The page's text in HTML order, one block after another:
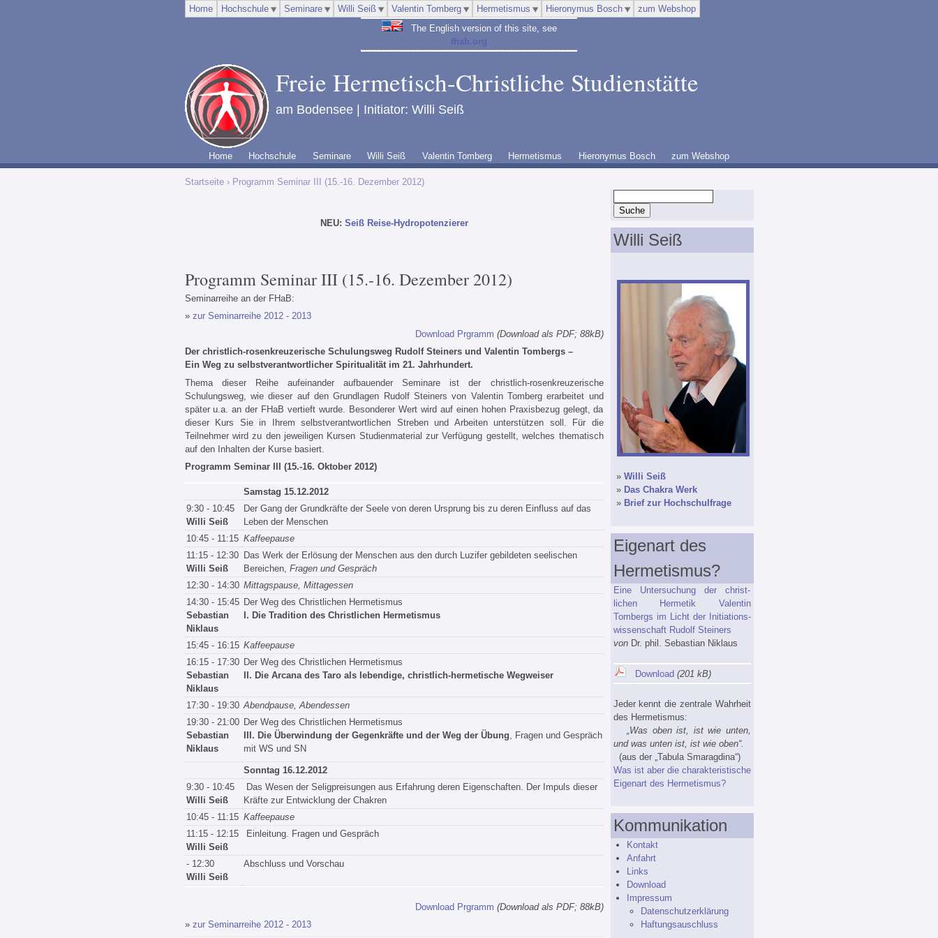
Home Hochschule Seminare Willi Seiß Valentin Tomberg Hermetismus Hieronymus Bosch
zum Webshop
The English version of this site, see
fhab.org
Freie Hermetisch-Christliche Studienstätte
am Bodensee | Initiator: Willi Seiß
Home Hochschule Seminare Willi Seiß Valentin Tomberg Hermetismus Hieronymus Bosch zum Webshop
Startseite› Programm Seminar III (15.-16. Dezember 2012)
NEU: Seiß Reise-Hydropotenzierer
Programm Seminar III (15.-16. Dezember 2012)
Seminarreihe an der FHaB:
» zur Seminarreihe 2012 - 2013
Download Prgramm (Download als PDF; 88kB)
Der christlich‐rosenkreuzerische Schulungsweg Rudolf Steiners und Valentin Tombergs –
Ein Weg zu selbstverantwortlicher Spiritualität im 21. Jahrhundert.
Thema dieser Reihe aufeinander aufbauender Seminare ist der christlich‐rosenkreuzerische
Schulungsweg, wie dieser auf den Grundlagen Rudolf Steiners von Valentin Tomberg erarbeitet und
später u.a. an der FHaB vertieft wurde. Besonderer Wert wird auf einen hohen Praxisbezug gelegt, da
dieser Kurs Sie in Ihrem selbstverantwortlichen Streben und Arbeiten unterstützen soll. Für die
Teilnehmer wird zu den jeweiligen Kursen Studienmaterial zur Verfügung gestellt, welches thematisch
auf den Inhalten der Kurse basiert.
Programm Seminar III (15.‐16. Oktober 2012)
Samstag 15.12.2012
9:30 ‐ 10:45
Willi Seiß
Der Gang der Grundkräfte der Seele von deren Ursprung bis zu deren Einfluss auf das
Leben der Menschen
10:45 - 11:15 Kaffeepause
11:15 - 12:30
Willi Seiß
Das Werk der Erlösung der Menschen aus den durch Luzifer gebildeten seelischen
Bereichen, Fragen und Gespräch
12:30 - 14:30 Mittagspause, Mittagessen
14:30 - 15:45
Sebastian
Niklaus
Der Weg des Christlichen Hermetismus
I. Die Tradition des Christlichen Hermetismus
15:45 - 16:15 Kaffeepause
16:15 - 17:30
Sebastian
Niklaus
Der Weg des Christlichen Hermetismus
II. Die Arcana des Taro als lebendige, christlich‐hermetische Wegweiser
17:30 - 19:30 Abendpause, Abendessen
19:30 - 21:00
Sebastian
Niklaus
Der Weg des Christlichen Hermetismus
III. Die Überwindung der Gegenkräfte und der Weg der Übung, Fragen und Gespräch
mit WS und SN
Sonntag 16.12.2012
9:30 - 10:45
Willi Seiß
Das Wesen der Seligpreisungen aus Erfahrung deren Eigenschaften. Der Impuls dieser
Kräfte zur Entwicklung der Chakren
10:45 - 11:15 Kaffeepause
11:15 - 12:15
Willi Seiß
Einleitung. Fragen und Gespräch
- 12:30
Willi Seiß
Abschluss und Vorschau
Download Prgramm (Download als PDF; 88kB)
» zur Seminarreihe 2012 - 2013
Willi Seiß
» Willi Seiß
» Das Chakra Werk
» Brief zur Hochschulfrage
Eigenart des
Hermetismus?
Eine Untersuchung der christ-
lichen Hermetik Valentin
Tombergs im Licht der Initiations-
wissenschaft Rudolf Steiners
vonDr. phil. Sebastian Niklaus
Download (201 kB)
Jeder kennt die zentrale Wahrheit
des Hermetismus:
„Was oben ist, ist wie unten,
und was unten ist, ist wie oben“.
(aus der „Tabula Smaragdina“)
Was ist aber die charakteristische
Eigenart des Hermetismus?
Kommunikation
Kontakt
Anfahrt
Links
Download
Impressum
Datenschutzerklärung
Haftungsauschluss